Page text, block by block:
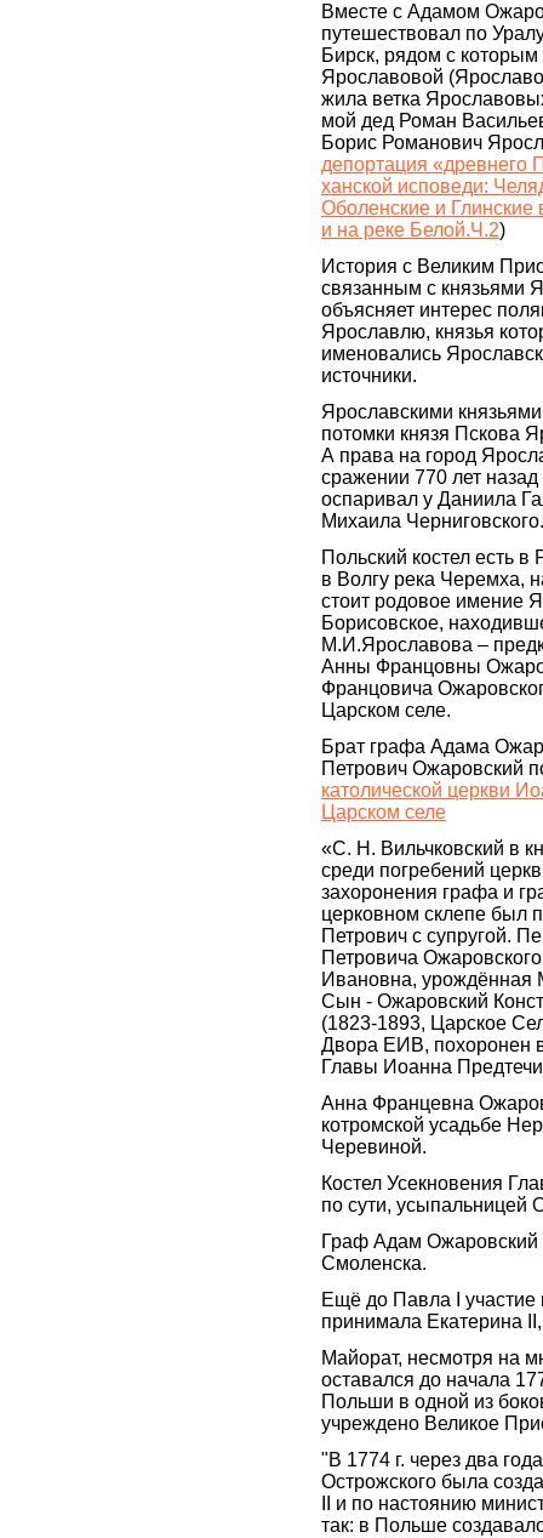
Вместе с Адамом
путешествовал по
Бирск, рядом с
Ярославовой
жила ветка
мой дед Роман
Борис Романович
депортация «древнего
ханской исповеди:
Оболенские и Глинские
и на реке Белой.Ч.2)
История с Великим
связанным с князьями
объясняет интерес
Ярославлю, князья
именовались
источники.
Ярославскими
потомки князя Пскова
А права на город
сражении 770 лет
оспаривал у Даниила
Михаила Черниговского.
Польский костел есть в
в Волгу река Черемха,
стоит родовое имение
Борисовское,
М.И.Ярославова –
Анны Францовны
Францовича
Царском селе.
Брат графа Адама
Петрович Ожаровский
католической церкви
Царском селе
«С. Н. Вильчковский в
среди погребений
захоронения графа и
церковном склепе был
Петрович с супругой.
Петровича
Ивановна,
Сын - Ожаровский
(1823-1893, Царское
Двора ЕИВ, похоронен
Главы Иоанна
Анна Францевна
котромской усадьбе
Черевиной.
Костел Усекновения
по сути, усыпальницей
Граф Адам Ожаровский
Смоленска.
Ещё до Павла I участие
принимала Екатерина
Майорат, несмотря на
оставался до начала
Польши в одной из
учреждено Великое
"В 1774 г. через два
Острожского была
II и по настоянию
так: в Польше